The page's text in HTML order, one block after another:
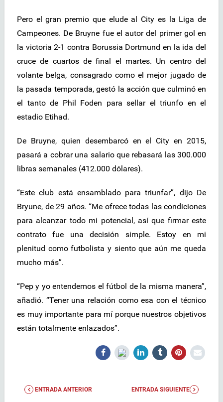
Pero el gran premio que elude al City es la Liga de
Campeones. De Bruyne fue el autor del primer gol en
la victoria 2-1 contra Borussia Dortmund en la ida del
cruce de cuartos de final el martes. Un centro del
volante belga, consagrado como el mejor jugado de
la pasada temporada, gestó la acción que culminó en
el tanto de Phil Foden para sellar el triunfo en el
estadio Etihad.
De Bruyne, quien desembarcó en el City en 2015,
pasará a cobrar una salario que rebasará las 300.000
libras semanales (412.000 dólares).
“Este club está ensamblado para triunfar”, dijo De
Bryune, de 29 años. “Me ofrece todas las condiciones
para alcanzar todo mi potencial, así que firmar este
contrato fue una decisión simple. Estoy en mi
plenitud como futbolista y siento que aún me queda
mucho más”.
“Pep y yo entendemos el fútbol de la misma manera”,
añadió. “Tener una relación como esa con el técnico
es muy importante para mí porque nuestros objetivos
están totalmente enlazados”.
ENTRADA ANTERIOR ENTRADA SIGUIENTE